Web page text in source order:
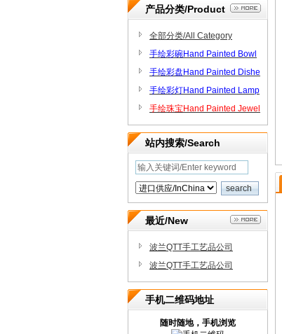
产品分类/Product
全部分类/All Category
手绘彩碗Hand Painted Bowl
s
手绘彩盘Hand Painted Dishe
s
手绘彩灯Hand Painted Lamp
s
手绘珠宝Hand Painted Jewel
ry
站内搜索/Search
最近/New
波兰QTT手工艺品公司
波兰QTT手工艺品公司
手机二维码地址
随时随地，手机浏览